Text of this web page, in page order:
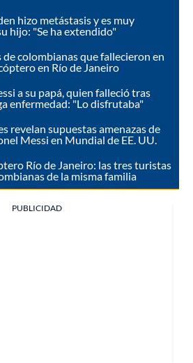
hizo metástasis y es muy
hijo: "Se ha extendido"
colombianas que fallecieron en
en Río de Janeiro
a su papá, quien falleció tras
enfermedad: "Lo disfrutaba"
revelan supuestas amenazas de
Messi en Mundial de EE. UU.
Río de Janeiro: las tres turistas
de la misma familia
PUBLICIDAD